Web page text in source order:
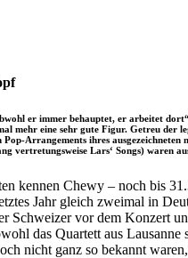
er immer behauptet, er arbeitet
mehr eine sehr gute Figur. Getreu
Pop-Arrangements ihres
vertretungsweise Lars‘ Songs) waren
kennen Chewy – noch bis
Jahr gleich zweimal in
Schweizer vor dem Konzert
das Quartett aus
nicht ganz so bekannt